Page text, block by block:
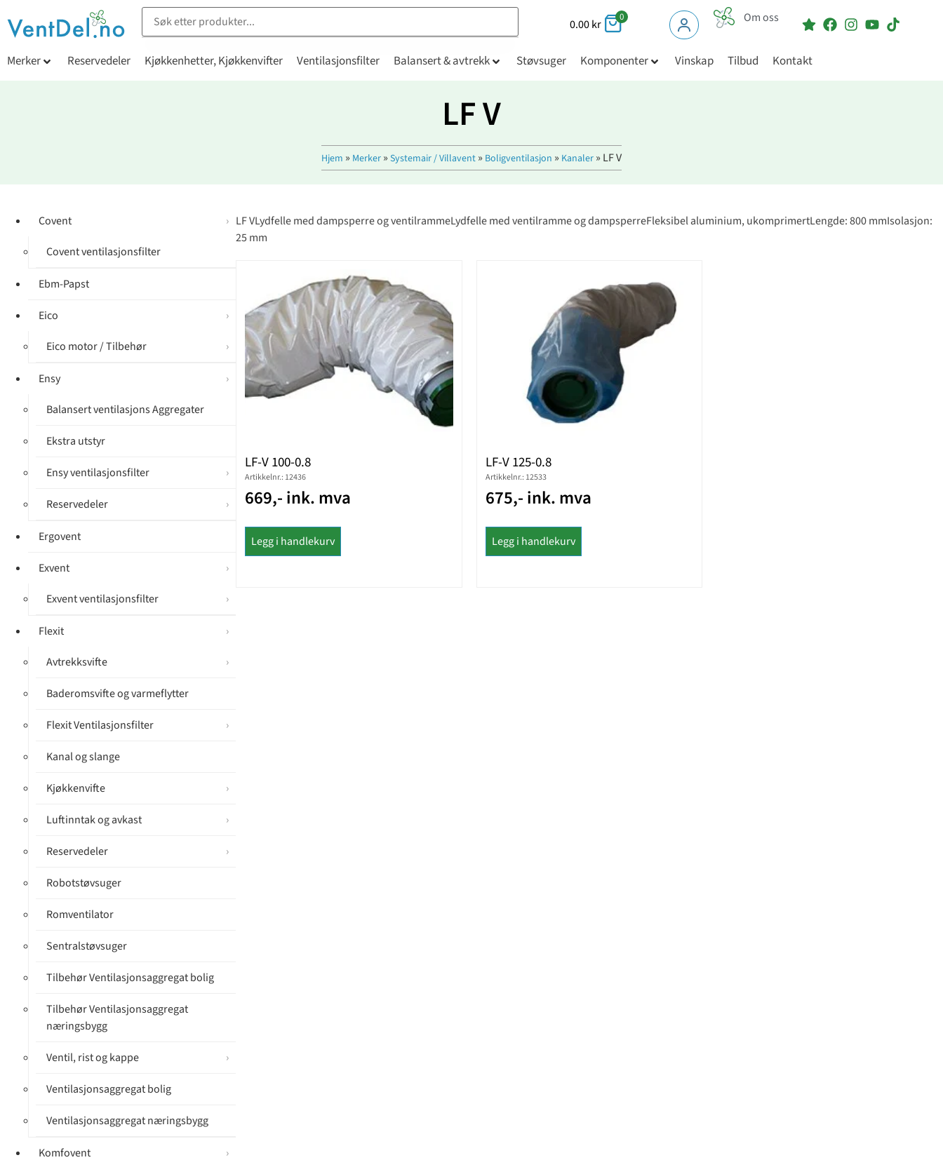
0.00kr
0 Om oss
Merker Reservedeler Kjøkkenhetter, Kjøkkenvifter Ventilasjonsfilter Balansert & avtrekk Støvsuger Komponenter Vinskap Tilbud Kontakt
LF V
Hjem » Merker » Systemair / Villavent » Boligventilasjon » Kanaler » LF V
Covent
Covent ventilasjonsfilter
Ebm-Papst
Eico
Eico motor / Tilbehør
Ensy
Balansert ventilasjons Aggregater
Ekstra utstyr
Ensy ventilasjonsfilter
Reservedeler
Ergovent
Exvent
Exvent ventilasjonsfilter
Flexit
Avtrekksvifte
Baderomsvifte og varmeflytter
Flexit Ventilasjonsfilter
Kanal og slange
Kjøkkenvifte
Luftinntak og avkast
Reservedeler
Robotstøvsuger
Romventilator
Sentralstøvsuger
Tilbehør Ventilasjonsaggregat bolig
Tilbehør Ventilasjonsaggregat
næringsbygg
Ventil, rist og kappe
Ventilasjonsaggregat bolig
Ventilasjonsaggregat næringsbygg
Komfovent
LF VLydfelle med dampsperre og ventilrammeLydfelle med ventilramme og dampsperreFleksibel aluminium, ukomprimertLengde: 800 mmIsolasjon:
25 mm
LF-V 100-0.8
Artikkelnr.: 12436
669,- ink. mva
Legg i handlekurv
LF-V 125-0.8
Artikkelnr.: 12533
675,- ink. mva
Legg i handlekurv